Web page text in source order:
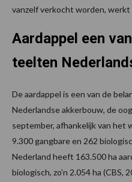
vanzelf verkocht worden, werkt
Aardappel een
teelten
De aardappel is een van de
Nederlandse akkerbouw, de
september, afhankelijk van het
9.300 gangbare en 262
Nederland heeft 163.500 ha
biologisch, zo’n 2.054 ha (CBS,